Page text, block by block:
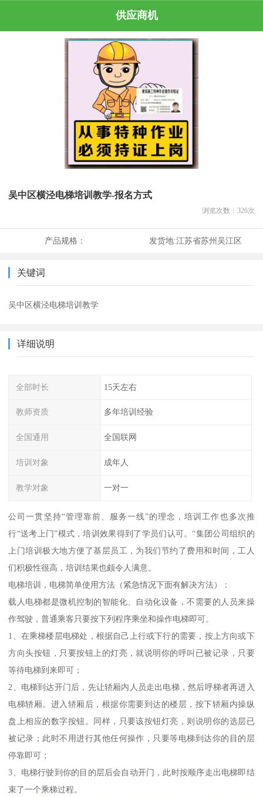
供应商机
吴中区横泾电梯培训教学-报名方式
浏览次数： 326次
产品规格： 发货地:江苏省苏州吴江区
关键词
吴中区横泾电梯培训教学
详细说明
全部时长 15天左右
教师资质 多年培训经验
全国通用 全国联网
培训对象 成年人
教学对象 一对一
公司一贯坚持“管理靠前、服务一线”的理念，培训工作也多次推
行“送考上门”模式，培训效果得到了学员们认可。“集团公司组织的
上门培训极大地方便了基层员工，为我们节约了费用和时间，工人
们积极性很高，培训结果也颇令人满意。
电梯培训，电梯简单使用方法（紧急情况下面有解决方法）：
载人电梯都是微机控制的智能化、自动化设备，不需要的人员来操
作驾驶，普通乘客只要按下列程序乘坐和操作电梯即可。
1、在乘梯楼层电梯处，根据自己上行或下行的需要，按上方向或下
方向头按钮，只要按钮上的灯亮，就说明你的呼叫已被记录，只要
等待电梯到来即可；
2、电梯到达开门后，先让轿厢内人员走出电梯，然后呼梯者再进入
电梯轿厢。进入轿厢后，根据你需要到达的楼层，按下轿厢内操纵
盘上相应的数字按钮。同样，只要该按钮灯亮，则说明你的选层已
被记录；此时不用进行其他任何操作，只要等电梯到达你的目的层
停靠即可；
3、电梯行驶到你的目的层后会自动开门，此时按顺序走出电梯即结
束了一个乘梯过程。